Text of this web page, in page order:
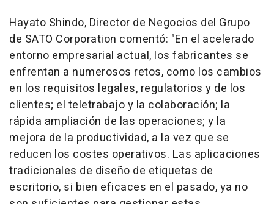
Hayato Shindo, Director de Negocios del Grupo
de SATO Corporation comentó: "En el acelerado
entorno empresarial actual, los fabricantes se
enfrentan a numerosos retos, como los cambios
en los requisitos legales, regulatorios y de los
clientes; el teletrabajo y la colaboración; la
rápida ampliación de las operaciones; y la
mejora de la productividad, a la vez que se
reducen los costes operativos. Las aplicaciones
tradicionales de diseño de etiquetas de
escritorio, si bien eficaces en el pasado, ya no